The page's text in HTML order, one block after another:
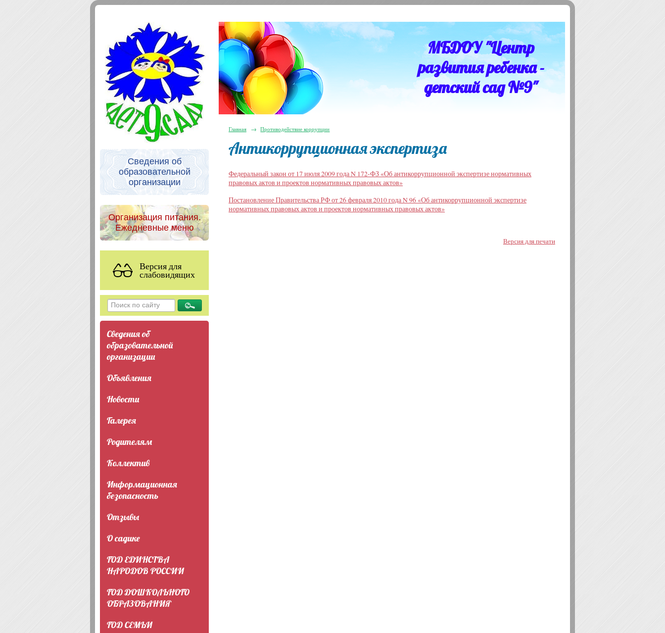
Сведения об
образовательной
организации
Организация питания.
Ежедневные меню
Версия для
слабовидящих
Сведения об
образовательной
организации
Объявления
Новости
Галерея
Родителям
Коллектив
Информационная
безопасность
Отзывы
О садике
ГОД ЕДИНСТВА
НАРОДОВ РОССИИ
ГОД ДОШКОЛЬНОГО
ОБРАЗОВАНИЯ
ГОД СЕМЬИ
МБДОУ "Центр
развития ребенка -
детский сад №9"
Главная → Противодействие коррупции
Антикоррупционная экспертиза
Федеральный закон от 17 июля 2009 года N 172-ФЗ «Об антикоррупционной экспертизе нормативных
правовых актов и проектов нормативных правовых актов»
Постановление Правительства РФ от 26 февраля 2010 года N 96 «Об антикоррупционной экспертизе
нормативных правовых актов и проектов нормативных правовых актов»
Версия для печати